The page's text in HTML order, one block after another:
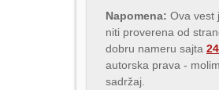
Napomena: Ova vest
niti proverena od
dobru nameru sajta
autorska prava -
sadržaj.